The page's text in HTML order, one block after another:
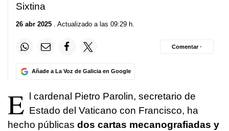
Sixtina
26 abr 2025 . Actualizado a las 09:29 h.
Añade a La Voz de Galicia en Google
Comentar ·
E
l cardenal Pietro Parolin, secretario de
Estado del Vaticano con Francisco, ha
hecho públicas dos cartas mecanografiadas y